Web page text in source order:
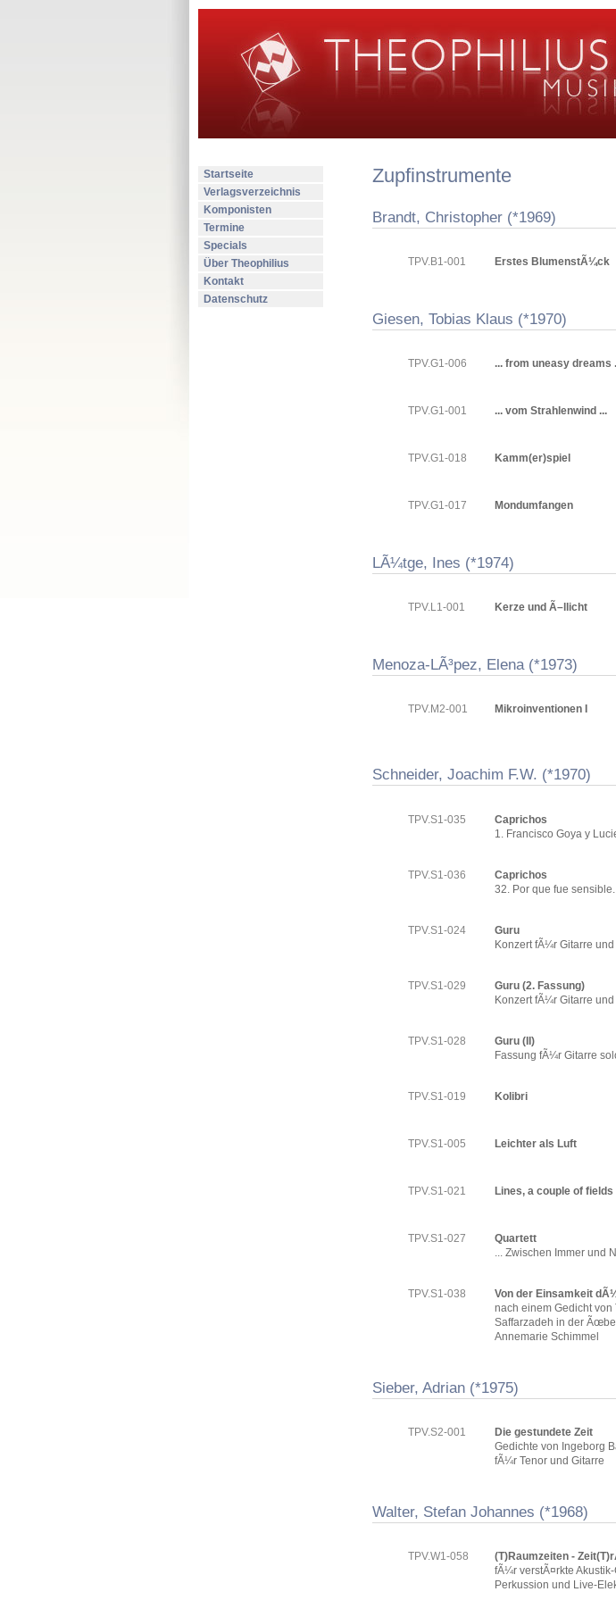
Startseite
Verlagsverzeichnis
Komponisten
Termine
Specials
Über Theophilius
Kontakt
Datenschutz
Zupfinstrumente
Brandt, Christopher (*1969)
TPV.B1-001 Erstes BlumenstÃ¼ck
Giesen, Tobias Klaus (*1970)
TPV.G1-006 ... from uneasy dreams
TPV.G1-001 ... vom Strahlenwind ...
TPV.G1-018 Kamm(er)spiel
TPV.G1-017 Mondumfangen
LÃ¼tge, Ines (*1974)
TPV.L1-001 Kerze und Ã–llicht
Menoza-LÃ³pez, Elena (*1973)
TPV.M2-001 Mikroinventionen I
Schneider, Joachim F.W. (*1970)
TPV.S1-035
Caprichos
1. Francisco Goya y
TPV.S1-036
Caprichos
32. Por que fue sensible.
TPV.S1-024
Guru
Konzert fÃ¼r Gitarre
TPV.S1-029
Guru (2. Fassung)
Konzert fÃ¼r Gitarre
TPV.S1-028
Guru (II)
Fassung fÃ¼r Gitarre
TPV.S1-019 Kolibri
TPV.S1-005 Leichter als Luft
TPV.S1-021 Lines, a couple of fields
TPV.S1-027
Quartett
... Zwischen Immer und
TPV.S1-038
Von der Einsamkeit
nach einem Gedicht von
Saffarzadeh in der
Annemarie Schimmel
Sieber, Adrian (*1975)
TPV.S2-001
Die gestundete Zeit
Gedichte von Ingeborg
fÃ¼r Tenor und Gitarre
Walter, Stefan Johannes (*1968)
TPV.W1-058
(T)Raumzeiten -
fÃ¼r verstÃ¤rkte Akustik-
Perkussion und Live-